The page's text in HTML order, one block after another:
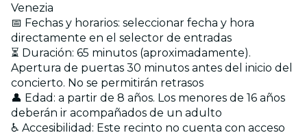
Venezia
📅 Fechas y horarios: seleccionar fecha y hora
directamente en el selector de entradas
⏳ Duración: 65 minutos (aproximadamente).
Apertura de puertas 30 minutos antes del inicio del
concierto. No se permitirán retrasos
👤 Edad: a partir de 8 años. Los menores de 16 años
deberán ir acompañados de un adulto
♿ Accesibilidad: Este recinto no cuenta con acceso